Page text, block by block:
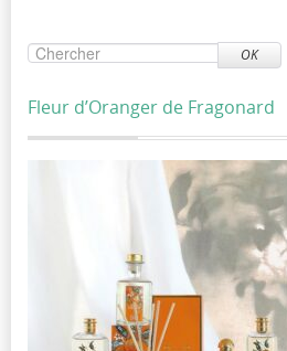
OK
Fleur d’Oranger de Fragonard